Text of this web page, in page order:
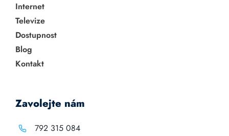
Internet
Televize
Dostupnost
Blog
Kontakt
Zavolejte nám
792 315 084